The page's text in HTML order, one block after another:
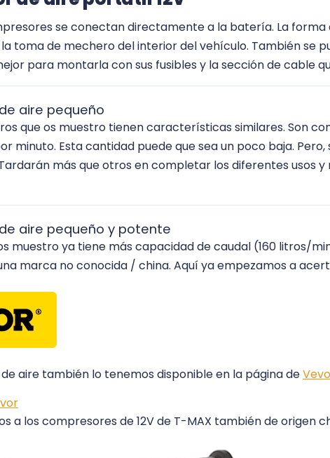
se conectan directamente a la batería. La
toma de mechero del interior del vehículo. También se
para montarla con sus fusibles y la sección de cable
aire pequeño
que os muestro tienen características similares. Son
minuto. Esta cantidad puede que sea un poco baja.
más que otros en completar los diferentes usos
aire pequeño y potente
muestro ya tiene más capacidad de caudal (160 litros/
marca no conocida / china. Aquí ya empezamos a
aire también lo tenemos disponible en la página de
a los compresores de 12V de T-MAX también de origen